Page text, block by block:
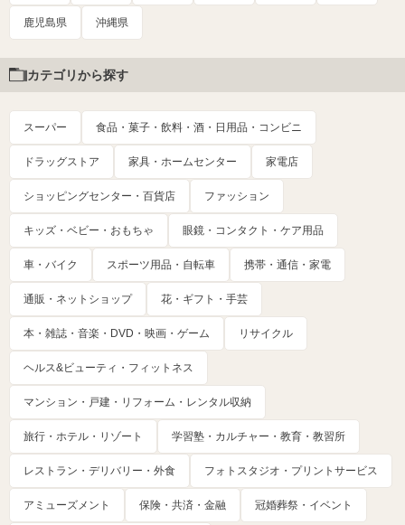
鹿児島県 沖縄県
カテゴリから探す
スーパー 食品・菓子・飲料・酒・日用品・コンビニ
ドラッグストア 家具・ホームセンター 家電店
ショッピングセンター・百貨店 ファッション
キッズ・ベビー・おもちゃ 眼鏡・コンタクト・ケア用品
車・バイク スポーツ用品・自転車 携帯・通信・家電
通販・ネットショップ 花・ギフト・手芸
本・雑誌・音楽・DVD・映画・ゲーム リサイクル
ヘルス&ビューティ・フィットネス
マンション・戸建・リフォーム・レンタル収納
旅行・ホテル・リゾート 学習塾・カルチャー・教育・教習所
レストラン・デリバリー・外食 フォトスタジオ・プリントサービス
アミューズメント 保険・共済・金融 冠婚葬祭・イベント